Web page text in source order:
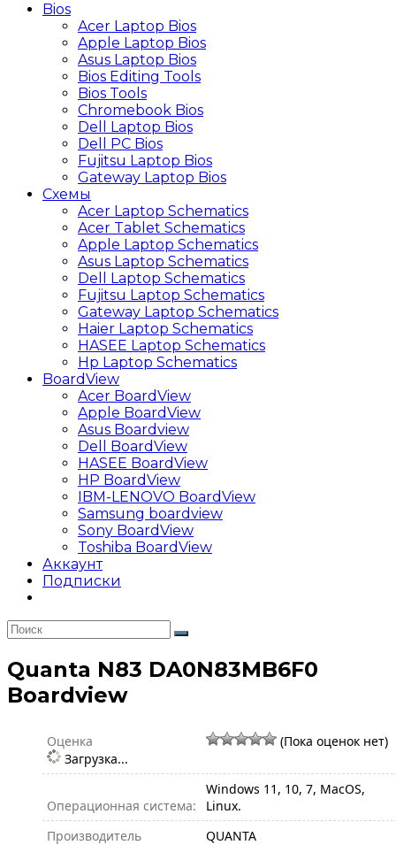
Bios
Acer Laptop Bios
Apple Laptop Bios
Asus Laptop Bios
Bios Editing Tools
Bios Tools
Chromebook Bios
Dell Laptop Bios
Dell PC Bios
Fujitsu Laptop Bios
Gateway Laptop Bios
Схемы
Acer Laptop Schematics
Acer Tablet Schematics
Apple Laptop Schematics
Asus Laptop Schematics
Dell Laptop Schematics
Fujitsu Laptop Schematics
Gateway Laptop Schematics
Haier Laptop Schematics
HASEE Laptop Schematics
Hp Laptop Schematics
BoardView
Acer BoardView
Apple BoardView
Asus Boardview
Dell BoardView
HASEE BoardView
HP BoardView
IBM-LENOVO BoardView
Samsung boardview
Sony BoardView
Toshiba BoardView
Аккаунт
Подписки
Quanta N83 DA0N83MB6F0
Boardview
Оценка
(Пока оценок нет)
Загрузка...
Операционная система:
Windows 11, 10, 7, MacOS,
Linux.
Производитель
QUANTA